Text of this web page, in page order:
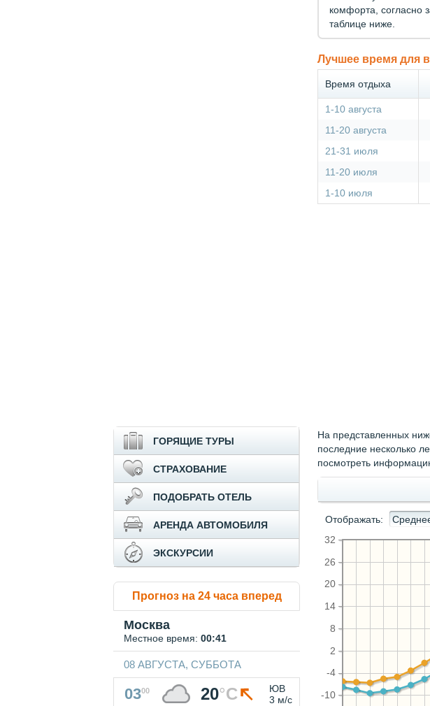
комфорта, согласно
таблице ниже.
Лучшее время для
Время отдыха
1-10 августа
11-20 августа
21-31 июля
11-20 июля
1-10 июля
На представленных
последние несколько
посмотреть
Отображать:
-10
-4
2
8
14
20
26
32
ГОРЯЩИЕ ТУРЫ
СТРАХОВАНИЕ
ПОДОБРАТЬ ОТЕЛЬ
АРЕНДА АВТОМОБИЛЯ
ЭКСКУРСИИ
Прогноз на 24 часа вперед
Москва
Местное время: 00:41
08 АВГУСТА, СУББОТА
0300 20°C
ЮВ
3 м/с